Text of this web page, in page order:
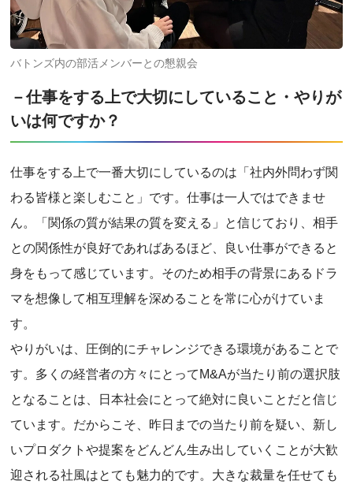
バトンズ内の部活メンバーとの懇親会
－仕事をする上で大切にしていること・やりが
いは何ですか？
仕事をする上で一番大切にしているのは「社内外問わず関
わる皆様と楽しむこと」です。仕事は一人ではできませ
ん。「関係の質が結果の質を変える」と信じており、相手
との関係性が良好であればあるほど、良い仕事ができると
身をもって感じています。そのため相手の背景にあるドラ
マを想像して相互理解を深めることを常に心がけていま
す。
やりがいは、圧倒的にチャレンジできる環境があることで
す。多くの経営者の方々にとってM&Aが当たり前の選択肢
となることは、日本社会にとって絶対に良いことだと信じ
ています。だからこそ、昨日までの当たり前を疑い、新し
いプロダクトや提案をどんどん生み出していくことが大歓
迎される社風はとても魅力的です。大きな裁量を任せても